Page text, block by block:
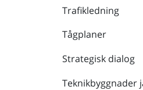
Trafikledning
Tågplaner
Strategisk dialog
Teknikbyggnader